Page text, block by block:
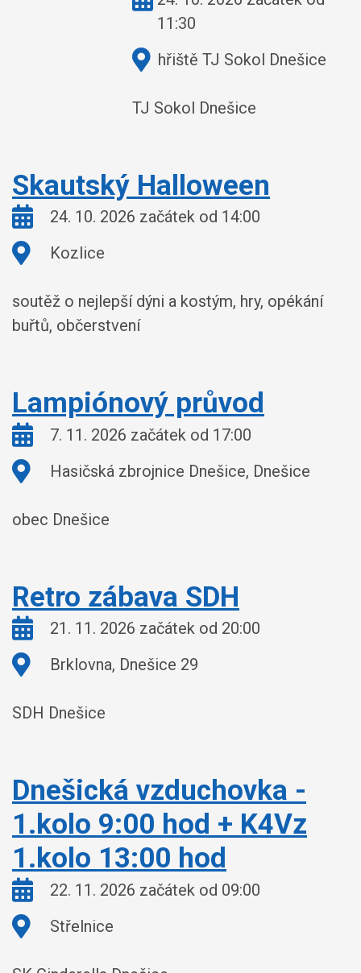
11:30
Kde:hřiště TJ Sokol Dnešice
TJ Sokol Dnešice
Skautský Halloween
Kdy:
24. 10. 2026 začátek od 14:00
Kde:
Kozlice
soutěž o nejlepší dýni a kostým, hry, opékání
buřtů, občerstvení
Lampiónový průvod
Kdy:
7. 11. 2026 začátek od 17:00
Kde:
Hasičská zbrojnice Dnešice, Dnešice
obec Dnešice
Retro zábava SDH
Kdy:
21. 11. 2026 začátek od 20:00
Kde:
Brklovna, Dnešice 29
SDH Dnešice
Dnešická vzduchovka -
1.kolo 9:00 hod + K4Vz
1.kolo 13:00 hod
Kdy:
22. 11. 2026 začátek od 09:00
Kde:
Střelnice